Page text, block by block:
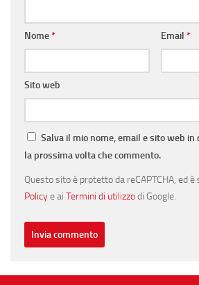
Nome* Email *
Sito web
Salva il mio nome, email e sito web
la prossima volta che commento.
Questo sito è protetto da reCAPTCHA, ed
Policye ai Termini di utilizzodi Google.